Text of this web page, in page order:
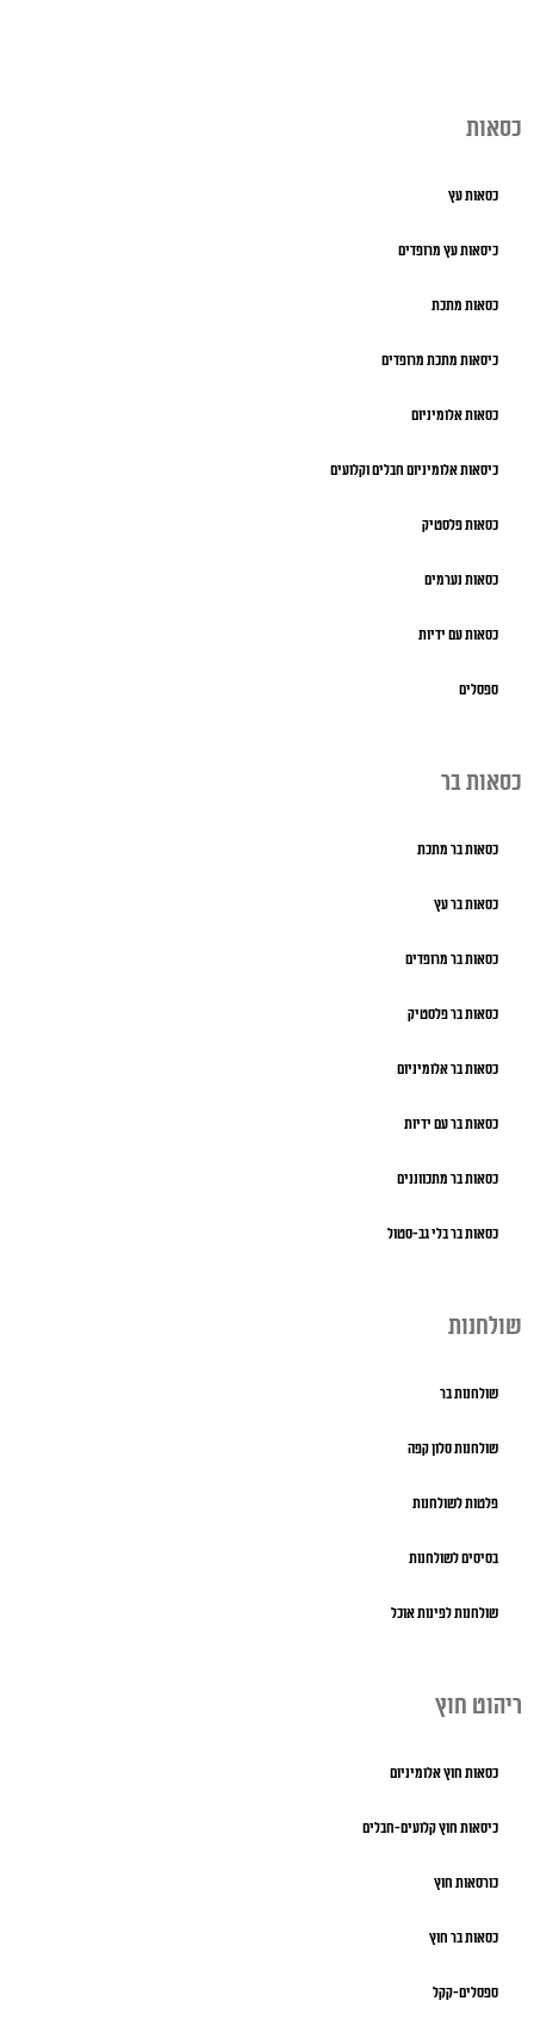
כסאות
כסאות עץ
כיסאות עץ מרופדים
כסאות מתכת
כיסאות מתכת מרופדים
כסאות אלומיניום
כיסאות אלומיניום חבלים וקלועים
כסאות פלסטיק
כסאות נערמים
כסאות עם ידיות
ספסלים
כסאות בר
כסאות בר מתכת
כסאות בר עץ
כסאות בר מרופדים
כסאות בר פלסטיק
כסאות בר אלומיניום
כסאות בר עם ידיות
כסאות בר מתכווננים
כסאות בר בלי גב-סטול
שולחנות
שולחנות בר
שולחנות סלון קפה
פלטות לשולחנות
בסיסים לשולחנות
שולחנות לפינות אוכל
ריהוט חוץ
כסאות חוץ אלומיניום
כיסאות חוץ קלועים-חבלים
כורסאות חוץ
כסאות בר חוץ
ספסלים-קקל